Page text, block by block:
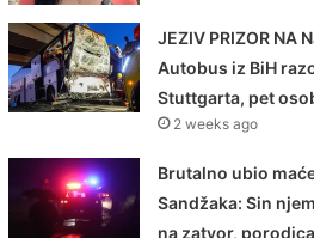
JEZIV PRIZOR NA
Autobus iz BiH
Stuttgarta, pet
2 weeks ago
Brutalno ubio
Sandžaka: Sin
na zatvor,